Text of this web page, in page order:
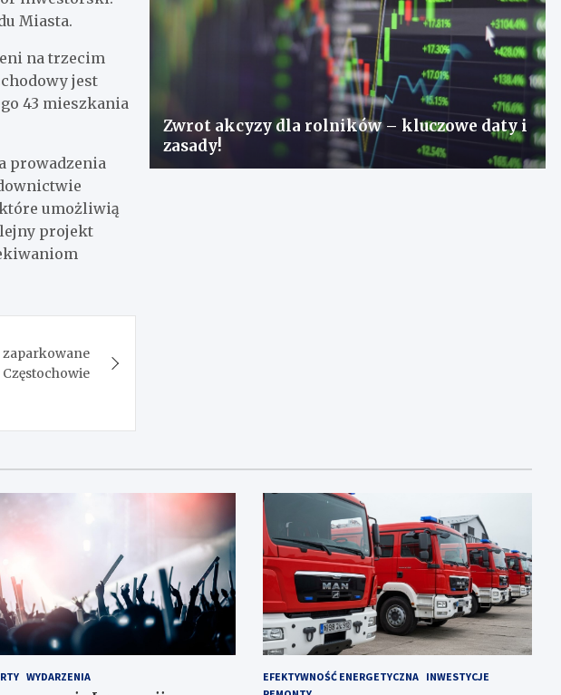
Miasta.
na trzecim
jest
43 mieszkania
prowadzenia
umożliwią
projekt
zaparkowane
Zwrot akcyzy dla rolników – kluczowe daty i
zasady!
WYDARZENIA EFEKTYWNOŚĆ ENERGETYCZNA
INWESTYCJE